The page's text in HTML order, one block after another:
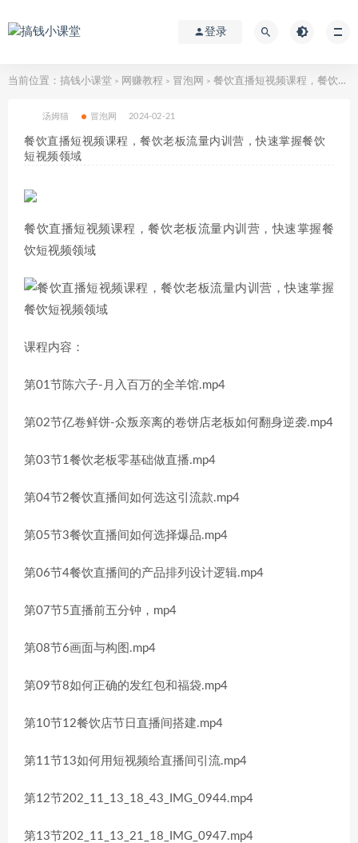
登录
当前位置： 搞钱小课堂 > 网赚教程 > 冒泡网 > 餐饮直播短视频课程，餐饮老板流量内训营，快速掌握餐饮短视频领域
汤姆猫 冒泡网 2024-02-21
餐饮直播短视频课程，餐饮老板流量内训营，快速掌握餐饮
短视频领域
餐饮直播短视频课程，餐饮老板流量内训营，快速掌握餐
饮短视频领域
课程内容：
第01节陈六子-月入百万的全羊馆.mp4
第02节亿卷鲜饼-众叛亲离的卷饼店老板如何翻身逆袭.mp4
第03节1餐饮老板零基础做直播.mp4
第04节2餐饮直播间如何选这引流款.mp4
第05节3餐饮直播间如何选择爆品.mp4
第06节4餐饮直播间的产品排列设计逻辑.mp4
第07节5直播前五分钟，mp4
第08节6画面与构图.mp4
第09节8如何正确的发红包和福袋.mp4
第10节12餐饮店节日直播间搭建.mp4
第11节13如何用短视频给直播间引流.mp4
第12节202_11_13_18_43_IMG_0944.mp4
第13节202_11_13_21_18_IMG_0947.mp4